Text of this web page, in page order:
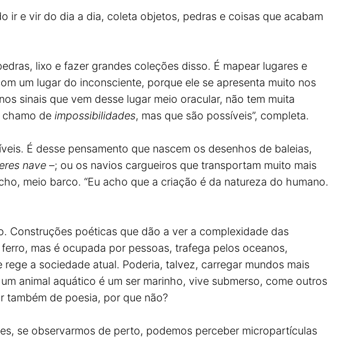
ir e vir do dia a dia, coleta objetos, pedras e coisas que acabam
lixo e fazer grandes coleções disso. É mapear lugares e
um lugar do inconsciente, porque ele se apresenta muito nos
sinais que vem desse lugar meio oracular, não tem muita
chamo de impossibilidades, mas que são possíveis”, completa.
É desse pensamento que nascem os desenhos de baleias,
nave –; ou os navios cargueiros que transportam muito mais
meio barco. “Eu acho que a criação é da natureza do humano.
Construções poéticas que dão a ver a complexidade das
mas é ocupada por pessoas, trafega pelos oceanos,
a sociedade atual. Poderia, talvez, carregar mundos mais
animal aquático é um ser marinho, vive submerso, come outros
também de poesia, por que não?
se observarmos de perto, podemos perceber micropartículas